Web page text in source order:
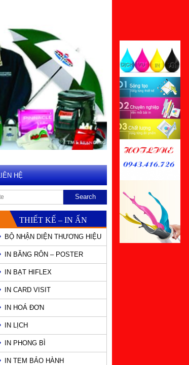
LIÊN HỆ
THIẾT KẾ – IN ẤN
BỘ NHẬN DIỆN THƯƠNG HIỆU
IN BĂNG RÔN – POSTER
IN BẠT HIFLEX
IN CARD VISIT
IN HOÁ ĐƠN
IN LỊCH
IN PHONG BÌ
IN TEM BẢO HÀNH